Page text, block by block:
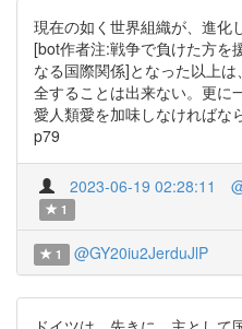
現在の如く世界組織が、進化
[bot作者注:戦争で負けた方を
なる国際関係]となった以上
全することは出来ない。更に
愛人類愛を加味しなければな
p79
2023-06-19 02:28:11
1
1 @GY20iu2JerduJlP